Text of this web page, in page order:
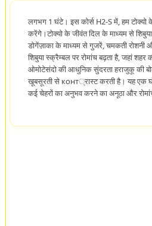
लगभग 1 घंटे। इस कोर्स H2-S में, हम
करेंगे।टोक्यो के जीवंत दिल के माध्यम से
डोगेंज़ाका के माध्यम से गुजरें, चमकती रोशनी
शिबुया स्क्रैम्बल पर रोमांच बढ़ता है, जहां
ओमोटेसंदो की आधुनिक सुंदरता हराजुकू की
खूबसूरती से конт्रास्ट करती है। यह एक
कई चेहरों का अनुभव करने का अनूठा और